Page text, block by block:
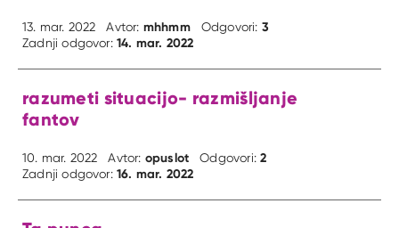
13. mar. 2022 Avtor: mhhmm Odgovori: 3
Zadnji odgovor:14. mar. 2022
razumeti situacijo- razmišljanje
fantov
10. mar. 2022 Avtor: opuslot Odgovori:2
Zadnji odgovor:16. mar. 2022